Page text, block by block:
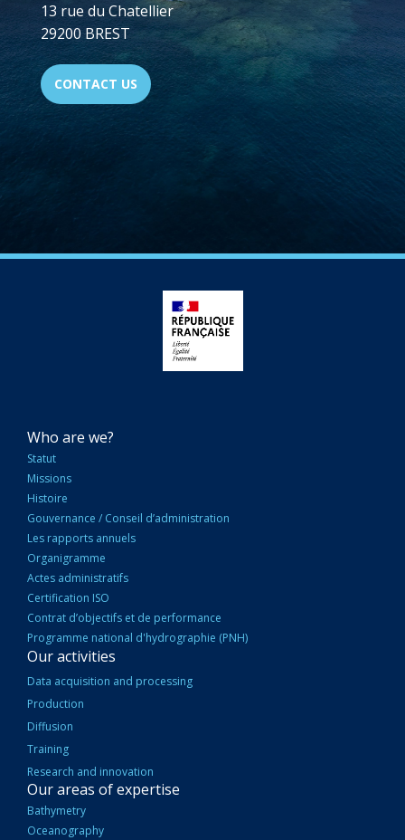
13 rue du Chatellier
29200 BREST
CONTACT US
NAVIGATION
PRINCIPALE
Who are we?
Statut
Missions
Histoire
Gouvernance / Conseil d’administration
Les rapports annuels
Organigramme
Actes administratifs
Certification ISO
Contrat d’objectifs et de performance
Programme national d'hydrographie (PNH)
Our activities
Data acquisition and processing
Production
Diffusion
Training
Research and innovation
Our areas of expertise
Bathymetry
Oceanography